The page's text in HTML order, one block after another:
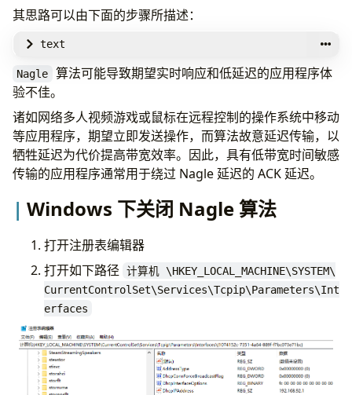
其思路可以由下面的步骤所描述：
text
end if
Nagle
算法可能导致期望实时响应和低延迟的应用程序体
验不佳。
诸如网络多人视频游戏或鼠标在远程控制的操作系统中移动
等应用程序，期望立即发送操作，而算法故意延迟传输，以
牺牲延迟为代价提高带宽效率。因此，具有低带宽时间敏感
传输的应用程序通常用于绕过 Nagle 延迟的 ACK 延迟。
Windows 下关闭 Nagle 算法
打开注册表编辑器
打开如下路径 计算机 \HKEY_LOCAL_MACHINE\SYSTEM\
CurrentControlSet\Services\Tcpip\Parameters\Int
erfaces